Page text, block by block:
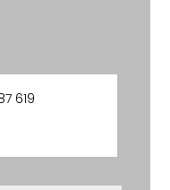
619